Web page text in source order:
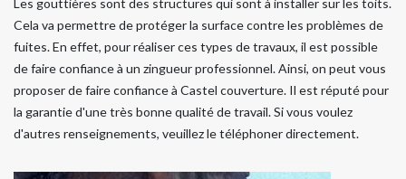
Les gouttières sont des structures qui sont à installer sur les toits.
Cela va permettre de protéger la surface contre les problèmes de
fuites. En effet, pour réaliser ces types de travaux, il est possible
de faire confiance à un zingueur professionnel. Ainsi, on peut vous
proposer de faire confiance à Castel couverture. Il est réputé pour
la garantie d'une très bonne qualité de travail. Si vous voulez
d'autres renseignements, veuillez le téléphoner directement.